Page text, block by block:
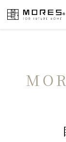
MORES